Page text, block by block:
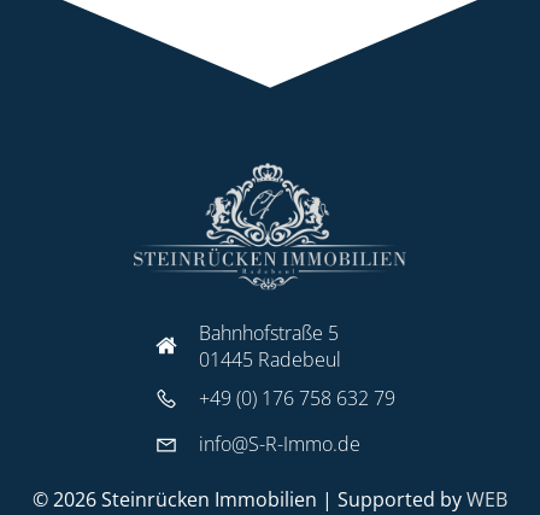
Bahnhofstraße 5
01445 Radebeul
+49 (0) 176 758 632 79
info@S-R-Immo.de
© 2026 Steinrücken Immobilien | Supported byWEB